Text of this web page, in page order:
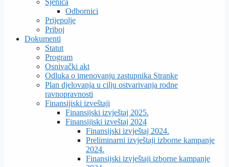
Sjenica
Odbornici
Prijepolje
Priboj
Dokumenti
Statut
Program
Osnivački akt
Odluka o imenovanju zastupnika Stranke
Plan djelovanja u cilju ostvarivanja rodne
ravnopravnosti
Finansijiski izveštaji
Finansijski izvještaj 2025.
Finansijiski izveštaj 2024
Finansijski izvještaj 2024.
Preliminarni izvještaji izborne kampanje
2024.
Finansijski izvještaji izborne kampanje